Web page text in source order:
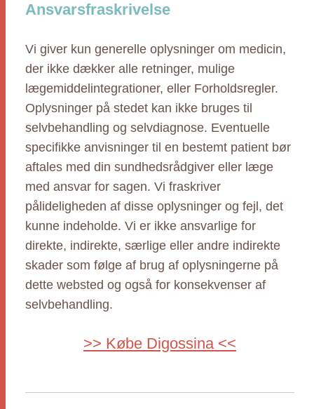
Ansvarsfraskrivelse
Vi giver kun generelle oplysninger om medicin,
der ikke dækker alle retninger, mulige
lægemiddelintegrationer, eller Forholdsregler.
Oplysninger på stedet kan ikke bruges til
selvbehandling og selvdiagnose. Eventuelle
specifikke anvisninger til en bestemt patient bør
aftales med din sundhedsrådgiver eller læge
med ansvar for sagen. Vi fraskriver
pålideligheden af disse oplysninger og fejl, det
kunne indeholde. Vi er ikke ansvarlige for
direkte, indirekte, særlige eller andre indirekte
skader som følge af brug af oplysningerne på
dette websted og også for konsekvenser af
selvbehandling.
>> Købe Digossina <<